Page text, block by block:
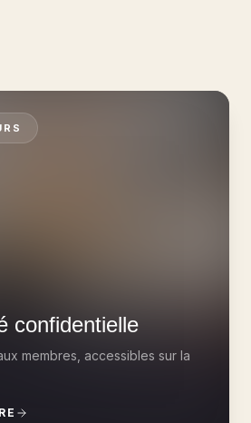
confidentielle
membres, accessibles sur la